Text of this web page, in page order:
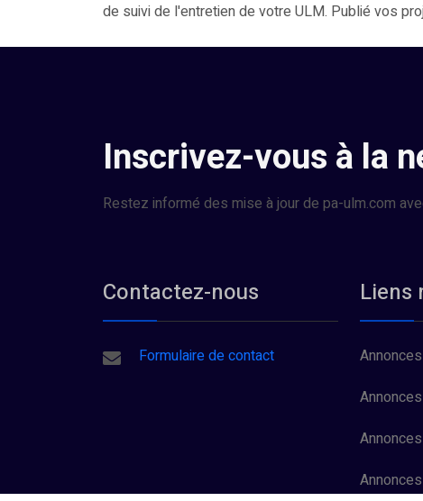
de suivi de l'entretien de votre ULM. Publié vos
Inscrivez-vous à la
Restez informé des mise à jour de pa-ulm.com
Contactez-nous
Formulaire de contact
Liens